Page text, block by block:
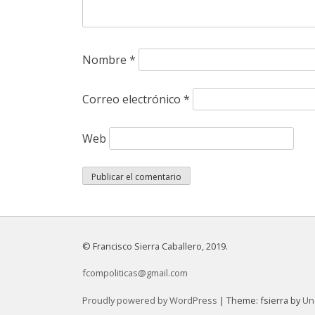
Nombre *
Correo electrónico *
Web
© Francisco Sierra Caballero, 2019.
fcompoliticas@gmail.com
Proudly powered by WordPress | Theme: fsierra by